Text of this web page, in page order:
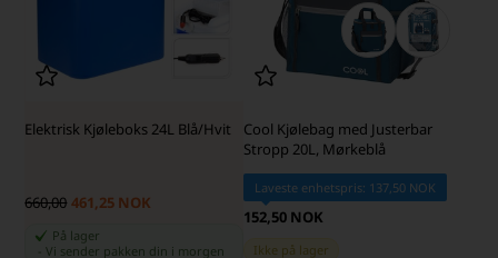
Elektrisk Kjøleboks 24L Blå/Hvit
660,00 461,25 NOK
På lager
-Vi sender pakken din i morgen
Cool Kjølebag med Justerbar
Stropp 20L, Mørkeblå
Laveste enhetspris: 137,50 NOK
152,50 NOK
Ikke på lager